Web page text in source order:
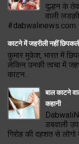
दुल्हन के
वाली
#dabwalinews.com
काटने में जहरीली नहीं
कुमार मुकेश, भारत में
लेकिन उनकी त्वचा में
काटन...
बाल काटने
कहानी
डबवाली
गिरोह की दहशत से लोगो